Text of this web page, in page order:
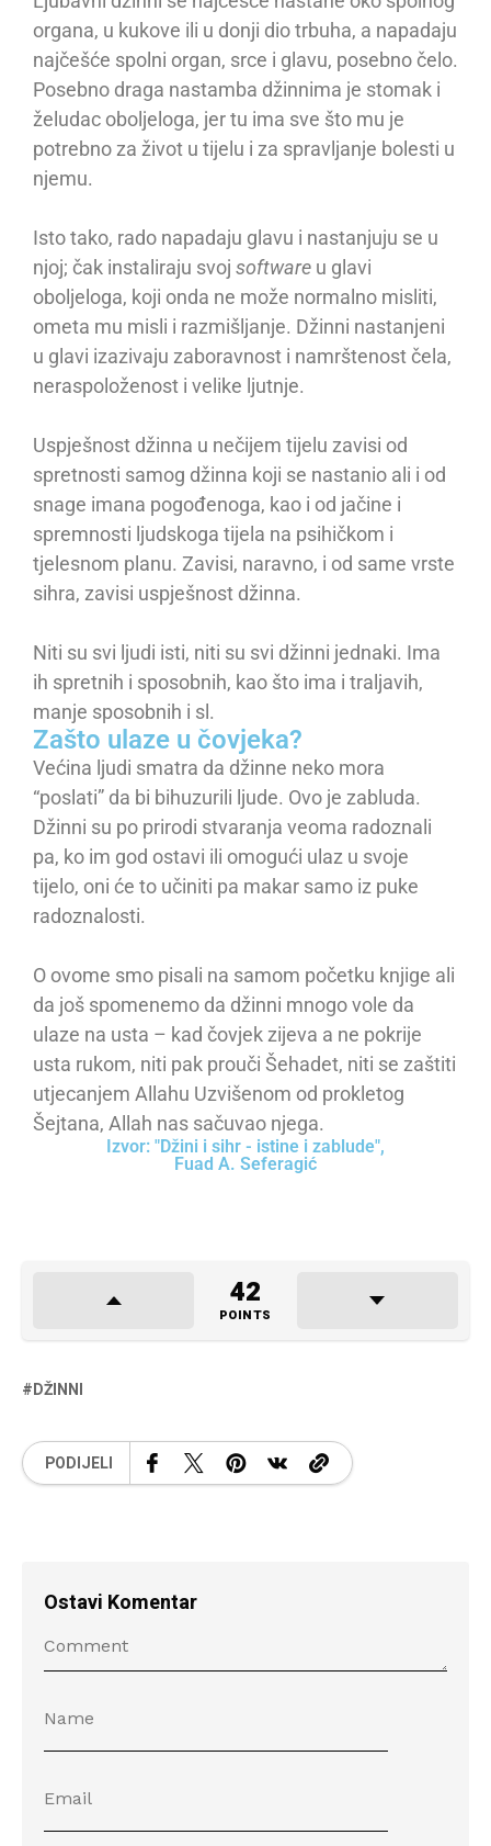
organa, u kukove ili u donji dio trbuha, a napadaju
najčešće spolni organ, srce i glavu, posebno čelo.
Posebno draga nastamba džinnima je stomak i
želudac oboljeloga, jer tu ima sve što mu je
potrebno za život u tijelu i za spravljanje bolesti u
njemu.
Isto tako, rado napadaju glavu i nastanjuju se u
njoj; čak instaliraju svoj software u glavi
oboljeloga, koji onda ne može normalno misliti,
ometa mu misli i razmišljanje. Džinni nastanjeni
u glavi izazivaju zaboravnost i namrštenost čela,
neraspoloženost i velike ljutnje.
Uspješnost džinna u nečijem tijelu zavisi od
spretnosti samog džinna koji se nastanio ali i od
snage imana pogođenoga, kao i od jačine i
spremnosti ljudskoga tijela na psihičkom i
tjelesnom planu. Zavisi, naravno, i od same vrste
sihra, zavisi uspješnost džinna.
Niti su svi ljudi isti, niti su svi džinni jednaki. Ima
ih spretnih i sposobnih, kao što ima i traljavih,
manje sposobnih i sl.
Zašto ulaze u čovjeka?
Većina ljudi smatra da džinne neko mora
“poslati” da bi bihuzurili ljude. Ovo je zabluda.
Džinni su po prirodi stvaranja veoma radoznali
pa, ko im god ostavi ili omogući ulaz u svoje
tijelo, oni će to učiniti pa makar samo iz puke
radoznalosti.
O ovome smo pisali na samom početku knjige ali
da još spomenemo da džinni mnogo vole da
ulaze na usta – kad čovjek zijeva a ne pokrije
usta rukom, niti pak prouči Šehadet, niti se zaštiti
utjecanjem Allahu Uzvišenom od prokletog
Šejtana, Allah nas sačuvao njega.
Izvor: "Džini i sihr - istine i zablude",
Fuad A. Seferagić
42
POINTS
DŽINNI
PODIJELI
Ostavi Komentar